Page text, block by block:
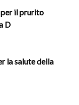
il prurito
D
la salute della